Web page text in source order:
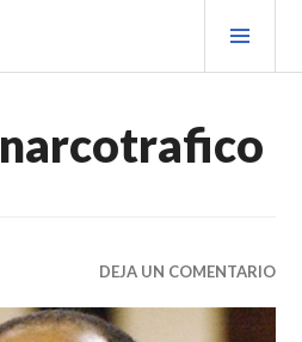
narcotrafico
DEJA UN COMENTARIO